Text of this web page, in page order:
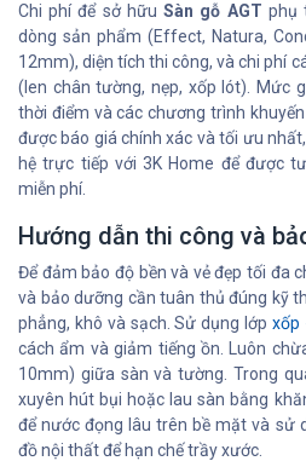
Chi phí để sở hữuSàn gỗ AGT phụ
dòng sản phẩm (Effect, Natura,
12mm), diện tích thi công, và chi phí
(len chân tường, nẹp, xốp lót). Mức
thời điểm và các chương trình
được báo giá chính xác và tối ưu
hệ trực tiếp với 3K Home để được
miễn phí.
Hướng dẫn thi công và
Để đảm bảo độ bền và vẻ đẹp tối đa
và bảo dưỡng cần tuân thủ đúng kỹ
phẳng, khô và sạch. Sử dụng lớp xốp
cách ẩm và giảm tiếng ồn. Luôn
10mm) giữa sàn và tường. Trong
xuyên hút bụi hoặc lau sàn bằng
để nước đọng lâu trên bề mặt và sử
đồ nội thất để hạn chế trầy xước.